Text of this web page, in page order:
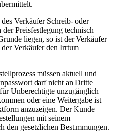
Verkäufer Schreib- oder
Preisfestlegung technisch
liegen, so ist der Verkäufer
Verkäufer den Irrtum
müssen aktuell und
darf nicht an Dritte
Unberechtigte unzugänglich
oder eine Weitergabe ist
anzuzeigen. Der Kunde
mit seinem
den gesetzlichen Bestimmungen.